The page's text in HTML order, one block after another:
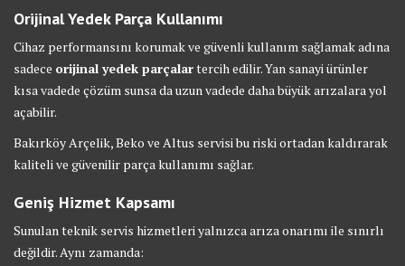
Orijinal Yedek Parça Kullanımı
Cihaz performansını korumak ve güvenli kullanım sağlamak adına
sadece orijinal yedek parçalartercih edilir. Yan sanayi ürünler
kısa vadede çözüm sunsa da uzun vadede daha büyük arızalara yol
açabilir.
Bakırköy Arçelik, Beko ve Altus servisi bu riski ortadan kaldırarak
kaliteli ve güvenilir parça kullanımı sağlar.
Geniş Hizmet Kapsamı
Sunulan teknik servis hizmetleri yalnızca arıza onarımı ile sınırlı
değildir. Aynı zamanda: